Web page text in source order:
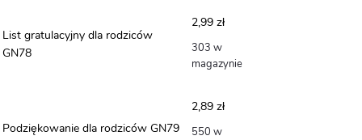
5,99 zł
List gratulacyjny dla rodziców
GN78
2,99 zł
303 w
magazynie
Podziękowanie dla rodziców GN79
2,89 zł
550 w